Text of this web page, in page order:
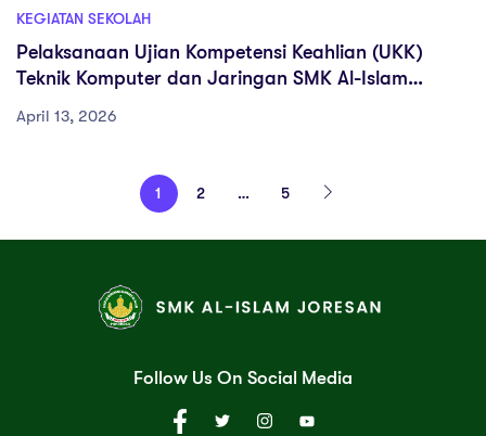
KEGIATAN SEKOLAH
Pelaksanaan Ujian Kompetensi Keahlian (UKK)
Teknik Komputer dan Jaringan SMK Al-Islam
April 13, 2026
1 2 … 5
Follow Us On Social Media